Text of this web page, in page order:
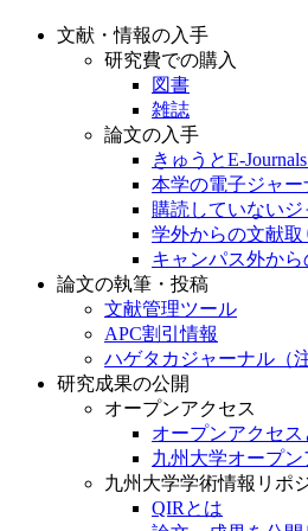
文献・情報の入手
研究費での購入
図書
雑誌
論文の入手
きゅうとE-
本学の電子ジャ
購読していない
学外からの文献取
キャンパス外か
論文の執筆・投稿
文献管理ツール
APC割引情報
ハゲタカジャーナル（
研究成果の公開
オープンアクセス
オープンアクセス
九州大学オープ
九州大学学術情報リポ
QIRとは